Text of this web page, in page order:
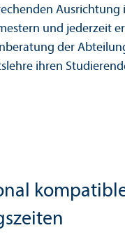
Ausrichtung
und jederzeit
der
ihren